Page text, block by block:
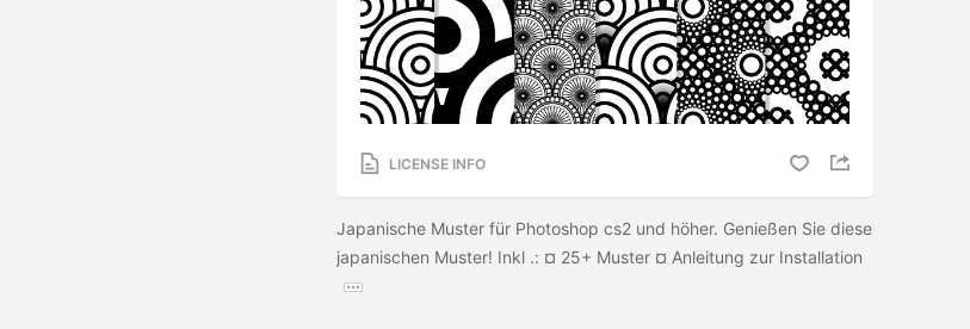
LICENSE INFO
Japanische Muster für Photoshop cs2 und höher. Genießen Sie diese
japanischen Muster! Inkl .: ¤ 25+ Muster ¤ Anleitung zur Installation